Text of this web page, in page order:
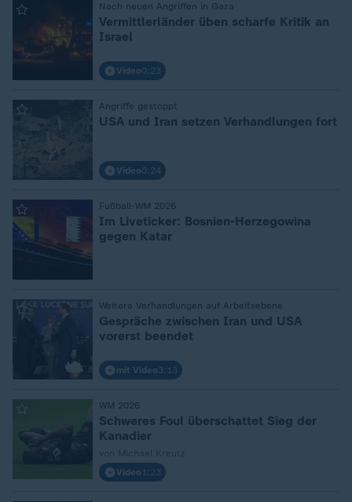
Nach neuen Angriffen in Gaza
:
Vermittlerländer üben scharfe Kritik an
Israel
Video0:23
Angriffe gestoppt
: USA und Iran setzen Verhandlungen fort
Video0:24
Fußball-WM 2026
:
Im Liveticker: Bosnien-Herzegowina
gegen Katar
Weitere Verhandlungen auf Arbeitsebene
:
Gespräche zwischen Iran und USA
vorerst beendet
mit Video3:13
WM 2026
:
Schweres Foul überschattet Sieg der
Kanadier
Video 1:23